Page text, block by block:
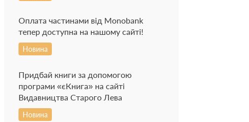
Оплата частинами від Monobank
тепер доступна на нашому сайті!
Новина
Придбай книги за допомогою
програми «єКнига» на сайті
Видавництва Старого Лева
Новина